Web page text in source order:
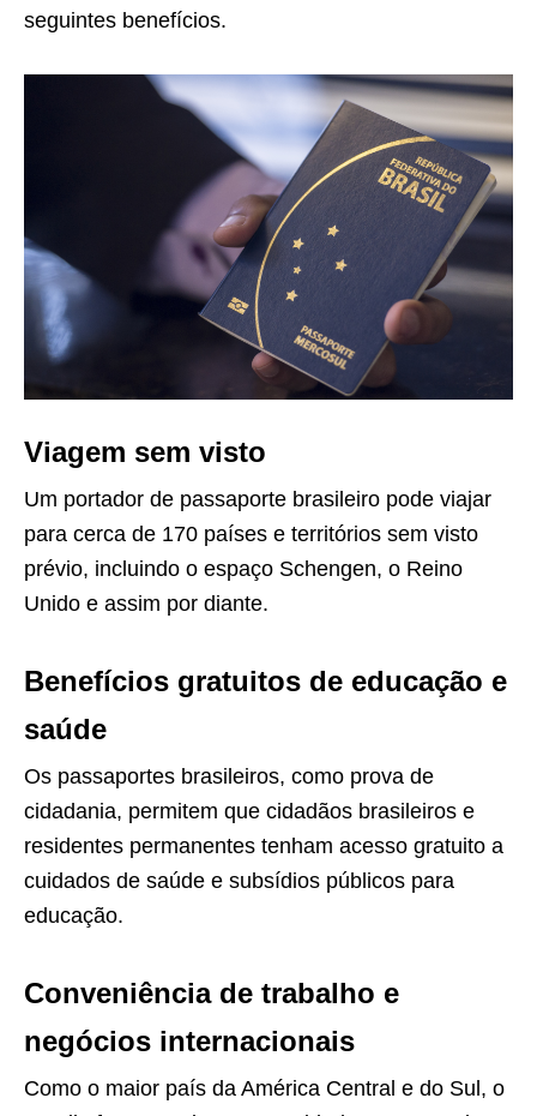
seguintes benefícios.
Viagem sem visto
Um portador de passaporte brasileiro pode viajar
para cerca de 170 países e territórios sem visto
prévio, incluindo o espaço Schengen, o Reino
Unido e assim por diante.
Benefícios gratuitos de educação e
saúde
Os passaportes brasileiros, como prova de
cidadania, permitem que cidadãos brasileiros e
residentes permanentes tenham acesso gratuito a
cuidados de saúde e subsídios públicos para
educação.
Conveniência de trabalho e
negócios internacionais
Como o maior país da América Central e do Sul, o